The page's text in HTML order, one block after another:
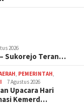
2026
Sukorejo Teran…
, PEMERINTAH,
7 Agustus 2026
Upacara Hari
Kemerd…